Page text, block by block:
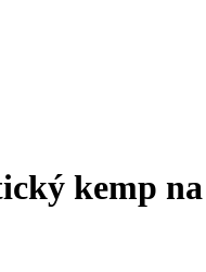
kemp na